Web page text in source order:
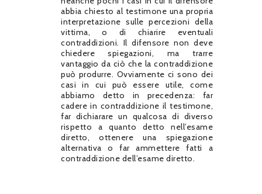
abbia chiesto al testimone una propria
interpretazione sulle percezioni della
vittima, o di chiarire eventuali
contraddizioni. Il difensore non deve
chiedere spiegazioni, ma trarre
vantaggio da ciò che la contraddizione
può produrre. Ovviamente ci sono dei
casi in cui può essere utile, come
abbiamo detto in precedenza: far
cadere in contraddizione il testimone,
far dichiarare un qualcosa di diverso
rispetto a quanto detto nell’esame
diretto, ottenere una spiegazione
alternativa o far ammettere fatti a
contraddizione dell’esame diretto.